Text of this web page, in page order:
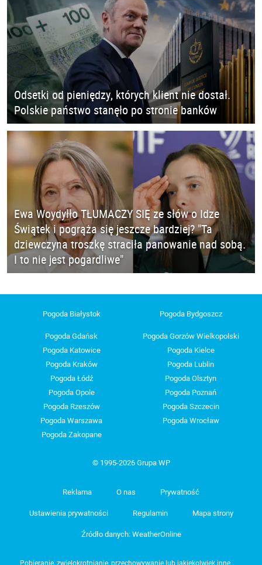
Odsetki od pieniędzy, których klient nie dostał.
Polskie państwo stanęło po stronie banków
Ewa Woydyłło TŁUMACZY SIĘ ze słów o Idze
Świątek i pogrąża się jeszcze bardziej? "Ta
dziewczyna troszkę straciła panowanie nad sobą.
I to nie jest pogardliwe"
Pogoda Białystok Pogoda Bydgoszcz
Pogoda Gdańsk
Pogoda Gorzów Wielkopolski
Pogoda Katowice
Pogoda Kielce
Pogoda Kraków
Pogoda Lublin
Pogoda Łódź
Pogoda Olsztyn
Pogoda Opole
Pogoda Poznań
Pogoda Rzeszów
Pogoda Szczecin
Pogoda Warszawa
Pogoda Wrocław
Pogoda Zakopane
© 1995-2026 Grupa WP
Reklama O nas Prywatność
Ustawienia prywatności Regulamin Mapa strony
Źródło danych: WeatherOnline
Pobieranie, zwielokrotnianie, przechowywanie lub jakiekolwiek inne